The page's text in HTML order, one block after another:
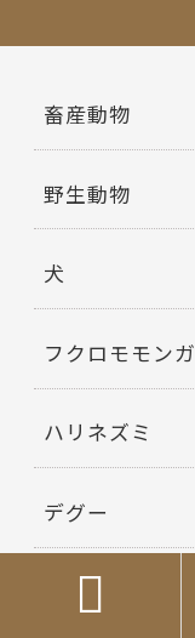
畜産動物
野生動物
犬
フクロモモンガ
ハリネズミ
デグー
